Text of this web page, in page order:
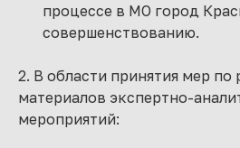
процессе в МО город
совершенствованию.
2. В области принятия мер по
материалов экспертно-
мероприятий: